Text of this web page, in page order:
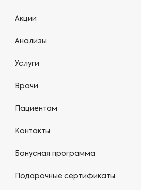
Акции
Анализы
Услуги
Врачи
Пациентам
Контакты
Бонусная программа
Подарочные сертификаты